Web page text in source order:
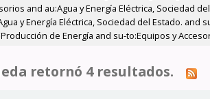
and au:Agua y Energía Eléctrica, Sociedad
y Energía Eléctrica, Sociedad del Estado.
de Energía and su-to:Equipos y
retornó 4 resultados.